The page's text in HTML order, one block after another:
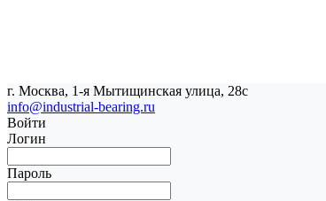
г. Москва, 1-я Мытищинская улица, 28с
info@industrial-bearing.ru
Войти
Логин
Пароль